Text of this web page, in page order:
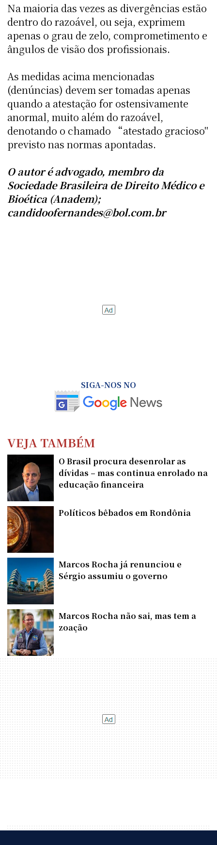
Na maioria das vezes as divergências estão
dentro do razoável, ou seja, exprimem
apenas o grau de zelo, comprometimento e
ângulos de visão dos profissionais.
As medidas acima mencionadas
(denúncias) devem ser tomadas apenas
quando a atestação for ostensivamente
anormal, muito além do razoável,
denotando o chamado “atestado gracioso"
previsto nas normas apontadas.
O autor é advogado, membro da
Sociedade Brasileira de Direito Médico e
Bioética (Anadem);
candidoofernandes@bol.com.br
SIGA-NOS NO
VEJA TAMBÉM
O Brasil procura desenrolar as
dívidas – mas continua enrolado na
educação financeira
Políticos bêbados em Rondônia
Marcos Rocha já renunciou e
Sérgio assumiu o governo
Marcos Rocha não sai, mas tem a
zoação